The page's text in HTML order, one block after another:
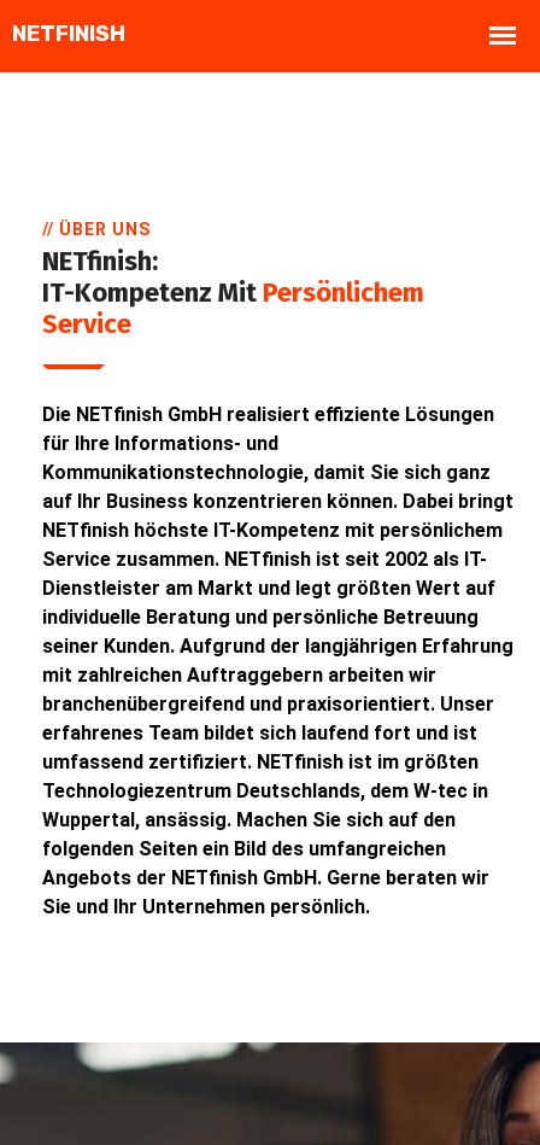
// ÜBER UNS
NETfinish:
IT-Kompetenz Mit Persönlichem
Service
Die NETfinish GmbH realisiert effiziente Lösungen
für Ihre Informations- und
Kommunikationstechnologie, damit Sie sich ganz
auf Ihr Business konzentrieren können. Dabei bringt
NETfinish höchste IT-Kompetenz mit persönlichem
Service zusammen. NETfinish ist seit 2002 als IT-
Dienstleister am Markt und legt größten Wert auf
individuelle Beratung und persönliche Betreuung
seiner Kunden. Aufgrund der langjährigen Erfahrung
mit zahlreichen Auftraggebern arbeiten wir
branchenübergreifend und praxisorientiert. Unser
erfahrenes Team bildet sich laufend fort und ist
umfassend zertifiziert. NETfinish ist im größten
Technologiezentrum Deutschlands, dem W-tec in
Wuppertal, ansässig. Machen Sie sich auf den
folgenden Seiten ein Bild des umfangreichen
Angebots der NETfinish GmbH. Gerne beraten wir
Sie und Ihr Unternehmen persönlich.